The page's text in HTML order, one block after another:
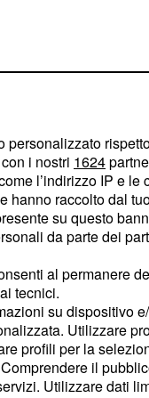
i nostri 1624
l’indirizzo IP e le
hanno raccolto dal
su questo
da parte dei
al permanere
tecnici.
su dispositivo
Utilizzare
profili per la
il
Utilizzare dati